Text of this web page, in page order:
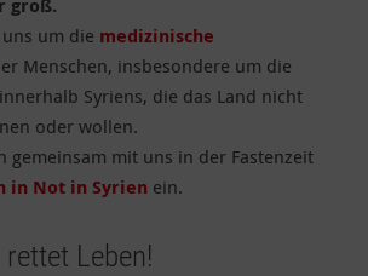
groß.
um die medizinische
Menschen, insbesondere um die
Syriens, die das Land nicht
oder wollen.
gemeinsam mit uns in der Fastenzeit
in Not in Syrien ein.
Leben!